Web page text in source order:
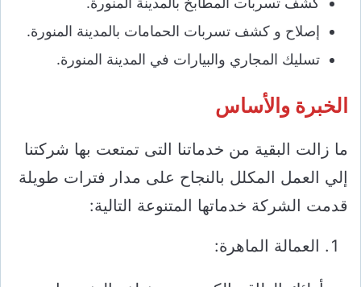
إصلاح و كشف تسربات الحمامات بالمدينة المنورة.
تسليك المجاري والبيارات في المدينة المنورة.
الخبرة والأساس
ما زالت البقية من خدماتنا التى تمتعت بها شركتنا
إلي العمل المكلل بالنجاح على مدار فترات طويلة
قدمت الشركة خدماتها المتنوعة التالية:
العمالة الماهرة: